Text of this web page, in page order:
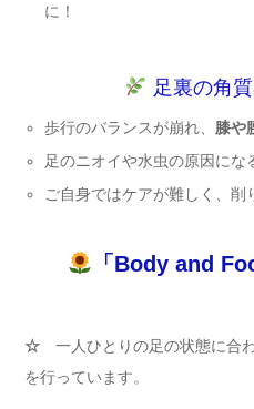
に！
足裏の角
歩行のバランスが崩れ、 膝や
足のニオイや水虫の原因にな
ご自身ではケアが難しく、削
「Body and
☆ 一人ひとりの足の状態に合わ
を行っています。